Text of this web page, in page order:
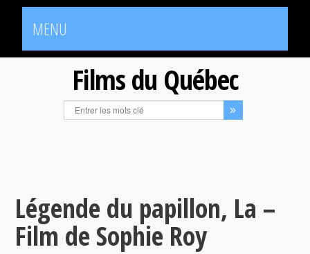
MENU
Films du Québec
Légende du papillon, La –
Film de Sophie Roy